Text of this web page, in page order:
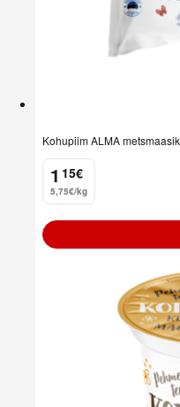
Kohupiim ALMA
1
. 15€
5,75€/kg